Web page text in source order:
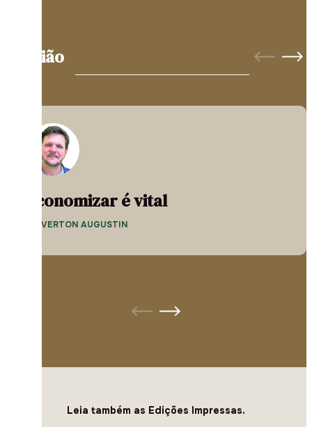
Opinião
Economizar é vital
— EVERTON AUGUSTIN
Leia também as Edições Impressas.